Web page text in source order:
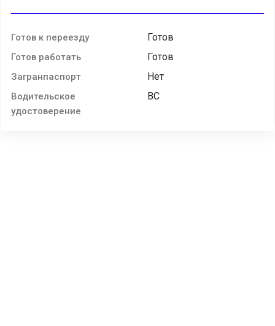
Готов к переезду Готов
Готов работать Готов
Загранпаспорт Нет
Водительское
удостоверение
BC